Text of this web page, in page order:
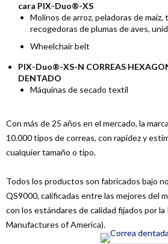
cara PIX-Duo®-XS
Molinos de arroz, peladoras de
recogedoras de plumas de aves,
Wheelchair belt
PIX-Duo®-XS-N CORREAS
DENTADO
Máquinas de secado textil
Con más de 25 años en el mercado, la
10.000 tipos de correas, con rapidez y
cualquier tamaño o tipo.
Todos los productos son fabricados bajo
QS9000, calificadas entre las mejores del
con los estándares de calidad fijados por la
Manufactures of America).